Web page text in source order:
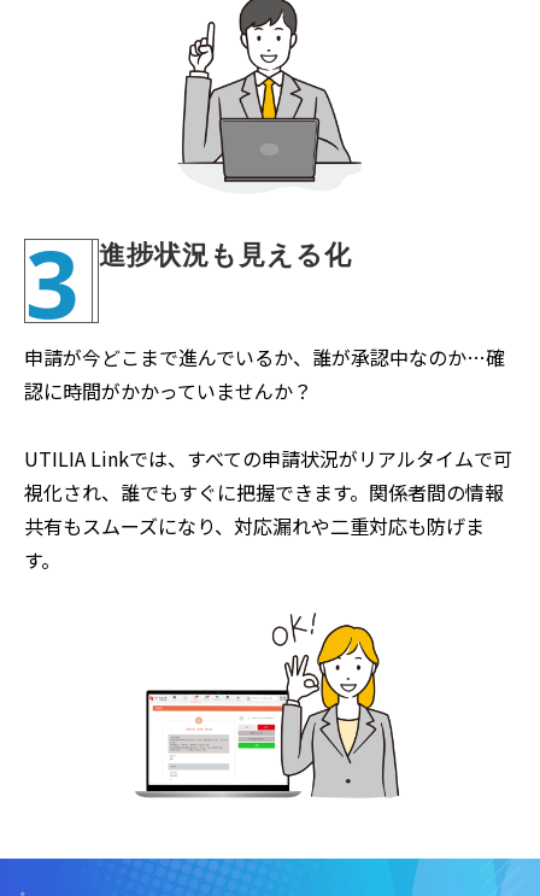
3 進捗状況も見える化
申請が今どこまで進んでいるか、誰が承認中なのか…確
認に時間がかかっていませんか？
UTILIA Linkでは、すべての申請状況がリアルタイムで可
視化され、誰でもすぐに把握できます。関係者間の情報
共有もスムーズになり、対応漏れや二重対応も防げま
す。